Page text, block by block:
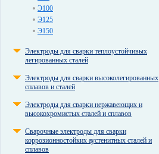
Э100
Э125
Э150
Электроды для сварки теплоустойчивых
легированных сталей
Электроды для сварки высоколегированных
сплавов и сталей
Электроды для сварки нержавеющих и
высокохромистых сталей и сплавов
Сварочные электроды для сварки
коррозионностойких аустенитных сталей и
сплавов